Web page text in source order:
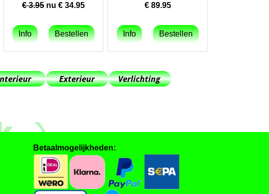
€ 3.95nu € 34.95 € 89.95
Betaalmogelijkheden: